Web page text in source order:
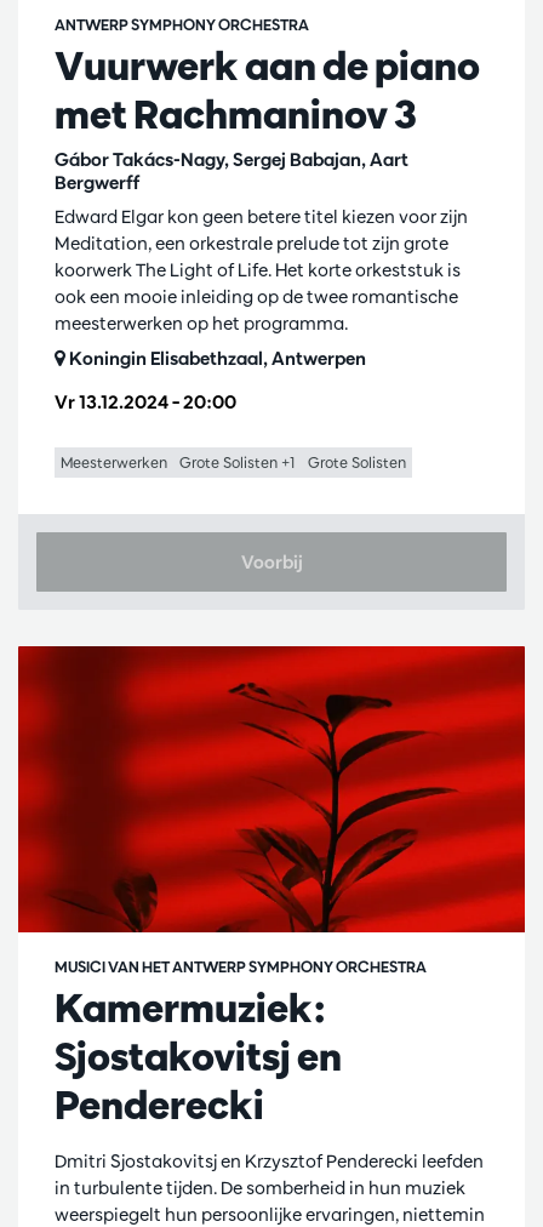
Vuurwerk aan de piano
met Rachmaninov 3
Gábor Takács-Nagy, Sergej Babajan, Aart
Bergwerff
ANTWERP SYMPHONY ORCHESTRA
Vr 13.12.2024– 20:00
Edward Elgar kon geen betere titel kiezen voor zijn
Meditation, een orkestrale prelude tot zijn grote
koorwerk The Light of Life. Het korte orkeststuk is
ook een mooie inleiding op de twee romantische
meesterwerken op het programma.
Koningin Elisabethzaal, Antwerpen
Meesterwerken Grote Solisten +1 Grote Solisten
Voorbij
Kamermuziek:
Sjostakovitsj en
Penderecki
MUSICI VAN HET ANTWERP SYMPHONY ORCHESTRA
Dmitri Sjostakovitsj en Krzysztof Penderecki leefden
in turbulente tijden. De somberheid in hun muziek
weerspiegelt hun persoonlijke ervaringen, niettemin